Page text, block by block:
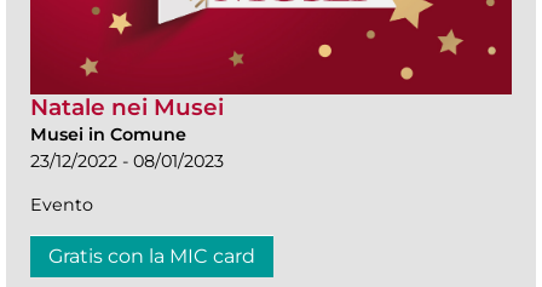
Natale nei Musei
Musei in Comune
23/12/2022 - 08/01/2023
Evento
Gratis con la MIC card